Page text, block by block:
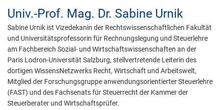
Univ.-Prof. Mag. Dr. Sabine Urnik
Sabine Urnik ist Vizedekanin der Rechtswissenschaftlichen Fakultät
und Universitätsprofessorin für Rechnungslegung und Steuerlehre
am Fachbereich Sozial- und Wirtschaftswissenschaften an der
Paris Lodron-Universität Salzburg, stellvertretende Leiterin des
dortigen WissensNetzwerks Recht, Wirtschaft und Arbeitswelt,
Mitglied der Forschungsgruppe anwendungsorientierter Steuerlehre
(FAST) und des Fachsenats für Steuerrecht der Kammer der
Steuerberater und Wirtschaftsprüfer.